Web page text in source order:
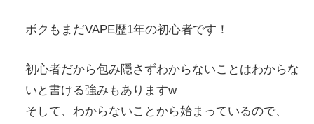
ボクもまだVAPE歴1年の初心者です！
初心者だから包み隠さずわからないことはわからな
いと書ける強みもありますw
そして、わからないことから始まっているので、